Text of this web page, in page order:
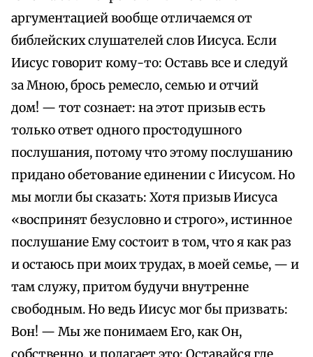
аргументацией вообще отличаемся от
библейских слушателей слов Иисуса. Если
Иисус говорит кому-то: Оставь все и следуй
за Мною, брось ремесло, семью и отчий
дом! — тот сознает: на этот призыв есть
только ответ одного простодушного
послушания, потому что этому послушанию
придано обетование единении с Иисусом. Но
мы могли бы сказать: Хотя призыв Иисуса
«воспринят безусловно и строго», истинное
послушание Ему состоит в том, что я как раз
и остаюсь при моих трудах, в моей семье, — и
там служу, притом будучи внутренне
свободным. Но ведь Иисус мог бы призвать:
Вон! — Мы же понимаем Его, как Он,